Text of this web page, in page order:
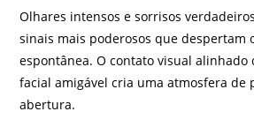
Olhares intensos e sorrisos
sinais mais poderosos que despertam
espontânea. O contato visual alinhado
facial amigável cria uma atmosfera de
abertura.